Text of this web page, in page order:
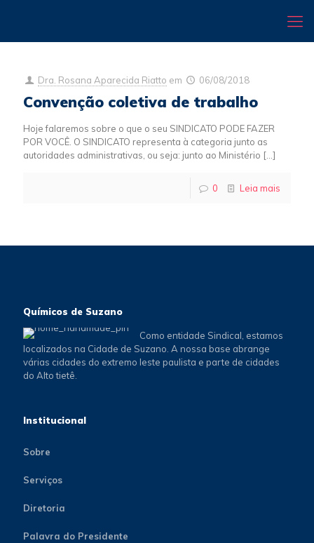
Dra. Rosana Aparecida Riatto em 06/08/2018
Convenção coletiva de trabalho
Hoje falaremos sobre o que o seu SINDICATO PODE FAZER
POR VOCÊ. O SINDICATO representa à categoria junto as
autoridades administrativas, ou seja: junto ao Ministério […]
0 Leia mais
Químicos de Suzano
Como entidade Sindical, estamos
localizados na Cidade de Suzano. A nossa base abrange
várias cidades do extremo leste paulista e parte de cidades
do Alto tietê.
Institucional
Sobre
Serviços
Diretoria
Palavra do Presidente